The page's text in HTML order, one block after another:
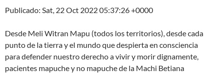
Publicado: Sat, 22 Oct 2022 05:37:26 +0000
Desde Meli Witran Mapu (todos los territorios), desde cada
punto de la tierra y el mundo que despierta en consciencia
para defender nuestro derecho a vivir y morir dignamente,
pacientes mapuche y no mapuche de la Machi Betiana